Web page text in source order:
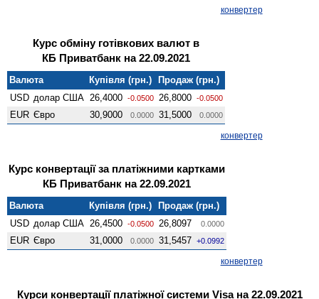
конвертер
Курс обміну готівкових валют в
КБ Приватбанк на 22.09.2021
Валюта Купівля (грн.)
Продаж (грн.)
USD долар США 26,4000 -0.0500 26,8000 -0.0500
EUR Євро 30,9000 0.0000 31,5000 0.0000
конвертер
Курс конвертації за платіжними картками
КБ Приватбанк на 22.09.2021
Валюта Купівля (грн.)
Продаж (грн.)
USD долар США 26,4500 -0.0500 26,8097 0.0000
EUR Євро 31,0000 0.0000 31,5457 +0.0992
конвертер
Курси конвертації платіжної системи Visa на 22.09.2021